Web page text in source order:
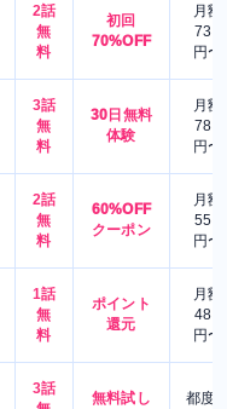
2話
無
料
初回
70%OFF
月額
730
円〜
3話
無
料
30日無料
体験
月額
780
円〜
2話
無
料
60%OFF
クーポン
月額
550
円〜
1話
無
料
ポイント
還元
月額
480
円〜
3話
無料試し 都度